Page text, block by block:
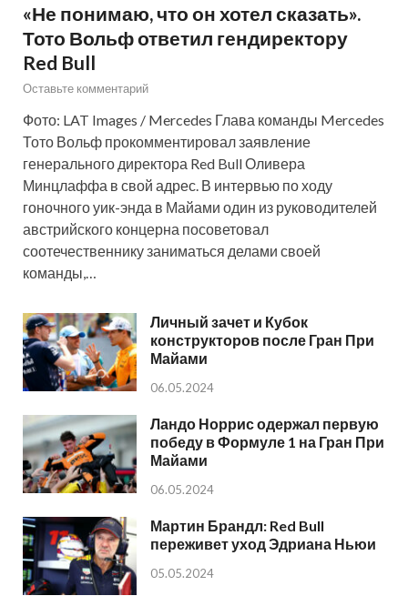
«Не понимаю, что он хотел сказать».
Тото Вольф ответил гендиректору
Red Bull
Оставьте комментарий
Фото: LAT Images / Mercedes Глава команды Mercedes
Тото Вольф прокомментировал заявление
генерального директора Red Bull Оливера
Минцлаффа в свой адрес. В интервью по ходу
гоночного уик-энда в Майами один из руководителей
австрийского концерна посоветовал
соотечественнику заниматься делами своей
команды,…
Личный зачет и Кубок
конструкторов после Гран При
Майами
06.05.2024
Ландо Норрис одержал первую
победу в Формуле 1 на Гран При
Майами
06.05.2024
Мартин Брандл: Red Bull
переживет уход Эдриана Ньюи
05.05.2024